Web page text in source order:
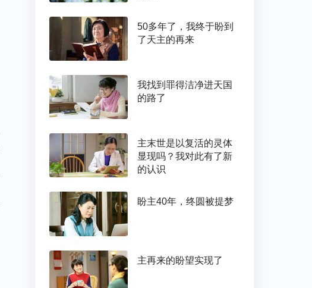
50多年了，我终于盼到
了天主的再来
我找到罪得洁净进天国
的路了
主末世是以复活的灵体
显现吗？我对此有了新
的认识
盼主40年，终圆被提梦
主再来的盼望实现了